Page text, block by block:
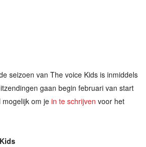
seizoen van The voice Kids is inmiddels
gaan begin februari van start
om je in te schrijven voor het